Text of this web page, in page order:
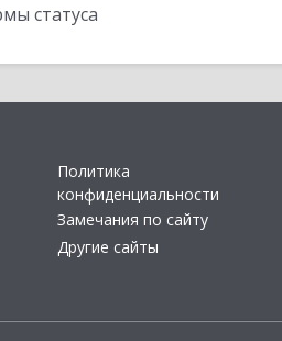
статуса
Политика
конфиденциальности
Замечания по сайту
Другие сайты